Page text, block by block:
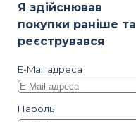
Я здійснював
покупки раніше та
реєструвався
E-Mail адреса
Пароль